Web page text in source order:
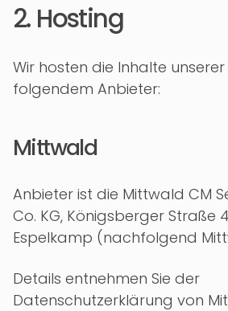
2. Hosting
Wir hosten die Inhalte
folgendem Anbieter:
Mittwald
Anbieter ist die Mittwald CM
Co. KG, Königsberger Straße
Espelkamp (nachfolgend
Details entnehmen Sie der
Datenschutzerklärung von